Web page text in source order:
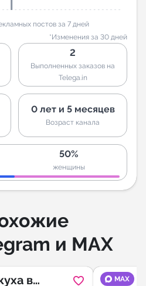
постов за 7 дней
*Изменения за 30 дней
2
Выполненных заказов на
Telega.in
0 лет и 5 месяцев
Возраст канала
50%
женщины
и MAX
в
MAX